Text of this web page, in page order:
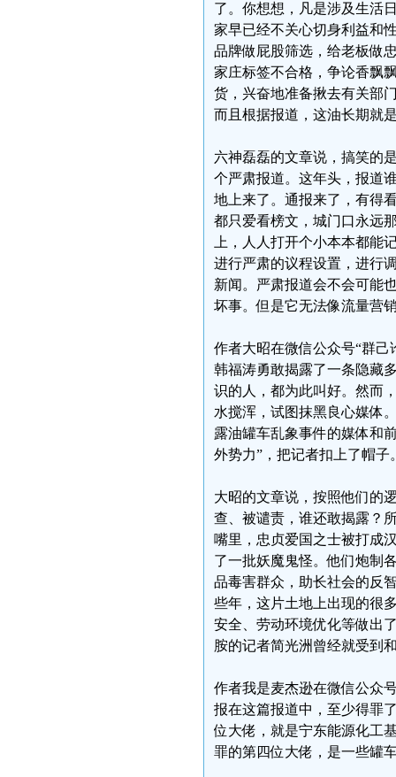
了。你想想，凡是涉及生活
家早已经不关心切身利益和
品牌做屁股筛选，给老板做
家庄标签不合格，争论香飘
货，兴奋地准备揪去有关部
而且根据报道，这油长期就
六神磊磊的文章说，搞笑的
个严肃报道。这年头，报道
地上来了。通报来了，有得
都只爱看榜文，城门口永远
上，人人打开个小本本都能
进行严肃的议程设置，进行
新闻。严肃报道会不会可能
坏事。但是它无法像流量营
作者大昭在微信公众号“群
韩福涛勇敢揭露了一条隐藏
识的人，都为此叫好。然而
水搅浑，试图抹黑良心媒体
露油罐车乱象事件的媒体和
外势力”，把记者扣上了帽子
大昭的文章说，按照他们的
查、被谴责，谁还敢揭露？
嘴里，忠贞爱国之士被打成
了一批妖魔鬼怪。他们炮制
品毒害群众，助长社会的反
些年，这片土地上出现的很
安全、劳动环境优化等做出
胺的记者简光洲曾经就受到
作者我是麦杰逊在微信公众
报在这篇报道中，至少得罪
位大佬，就是宁东能源化工
罪的第四位大佬，是一些罐